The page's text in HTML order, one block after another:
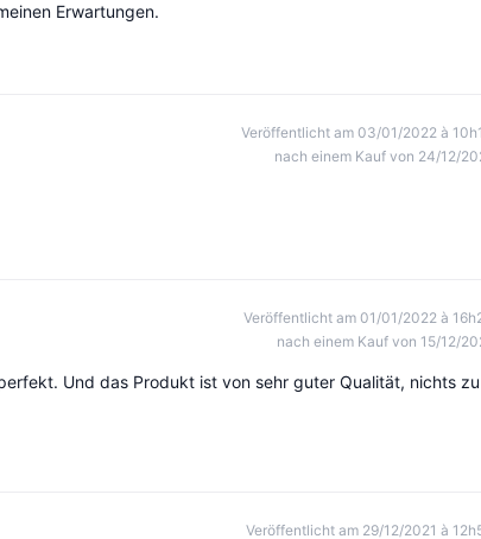
Erwartungen.
Veröffentlicht am 03/01/2022 à
nach einem Kauf von 24/12/
Veröffentlicht am 01/01/2022 à
nach einem Kauf von 15/12/
Und das Produkt ist von sehr guter Qualität, nichts zu
Veröffentlicht am 29/12/2021 à